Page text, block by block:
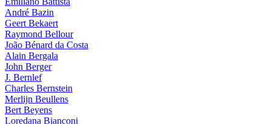
André Bazin
Geert Bekaert
Raymond Bellour
João Bénard da Costa
Alain Bergala
John Berger
J. Bernlef
Charles Bernstein
Merlijn Beullens
Bert Beyens
Loredana Bianconi